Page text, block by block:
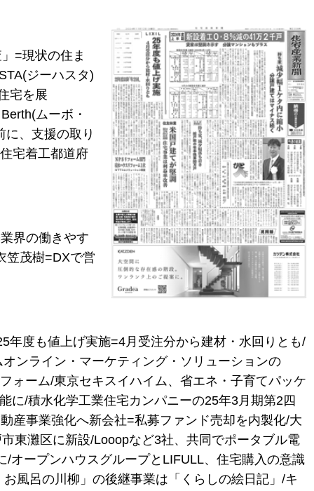
=現状の住ま
ジーハスタ)
宅を展
ムーボ・
、支援の取り
宅着工都道府
界の働きやす
笠茂樹=DXで営
年度も値上げ実施=4月受注分から建材・水回りとも/
ンライン・マーケティング・ソリューションの
ォーム/東京セキスイハイム、省エネ・子育てパッケ
に/積水化学工業住宅カンパニーの25年3月期第2四
産事業強化へ新会社=私募ファンド売却を内製化/大
東灘区に新設/Looopなど3社、共同でポータブル電
オープンハウスグループとLIFULL、住宅購入の意識
風呂の川柳」の後継事業は「くらしの絵日記」/キ